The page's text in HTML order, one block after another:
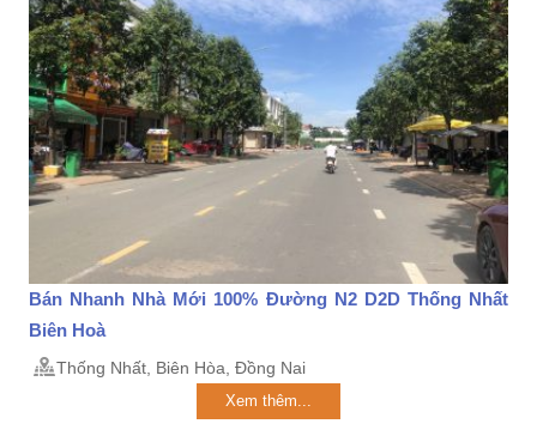
Bán Nhanh Nhà Mới 100% Đường N2 D2D Thống Nhất
Biên Hoà
Thống Nhất, Biên Hòa, Đồng Nai
Xem thêm...